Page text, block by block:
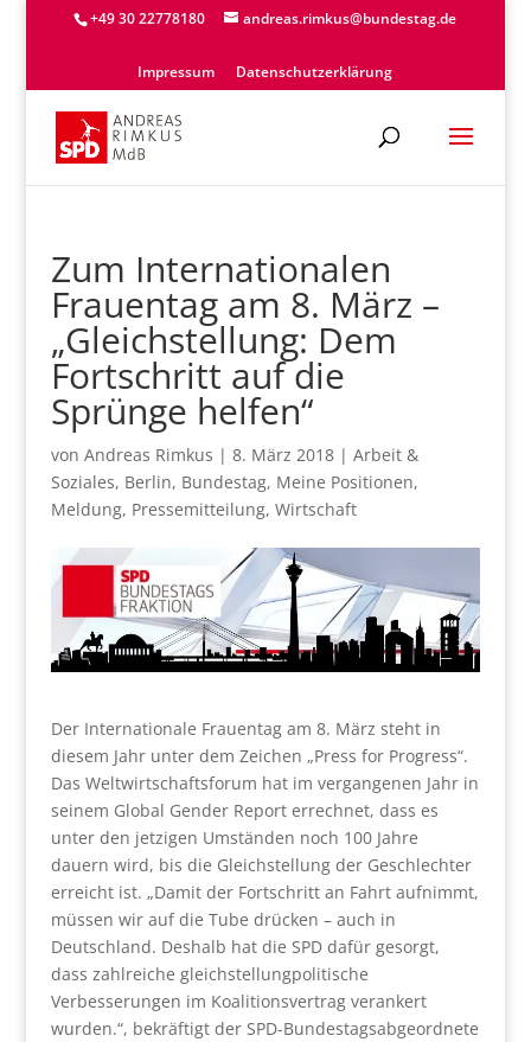
+49 30 22778180 andreas.rimkus@bundestag.de
Impressum Datenschutzerklärung
Zum Internationalen
Frauentag am 8. März –
„Gleichstellung: Dem
Fortschritt auf die
Sprünge helfen“
von Andreas Rimkus | 8. März 2018| Arbeit &
Soziales, Berlin, Bundestag, Meine Positionen,
Meldung, Pressemitteilung, Wirtschaft
Der Internationale Frauentag am 8. März steht in
diesem Jahr unter dem Zeichen „Press for Progress“.
Das Weltwirtschaftsforum hat im vergangenen Jahr in
seinem Global Gender Report errechnet, dass es
unter den jetzigen Umständen noch 100 Jahre
dauern wird, bis die Gleichstellung der Geschlechter
erreicht ist. „Damit der Fortschritt an Fahrt aufnimmt,
müssen wir auf die Tube drücken – auch in
Deutschland. Deshalb hat die SPD dafür gesorgt,
dass zahlreiche gleichstellungpolitische
Verbesserungen im Koalitionsvertrag verankert
wurden.“, bekräftigt der SPD-Bundestagsabgeordnete